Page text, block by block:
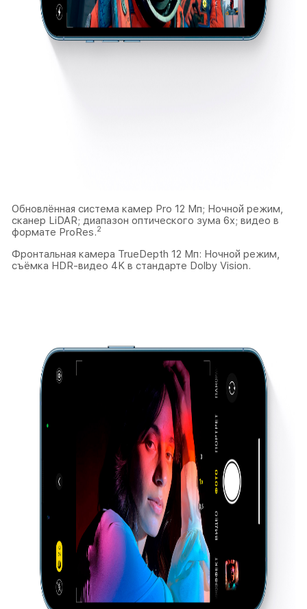
Обновлённая система камер Pro 12 Мп; Ночной режим,
сканер LiDAR; диапазон оптического зума 6x; видео в
формате ProRes.2
Фронтальная камера TrueDepth 12 Мп: Ночной режим,
съёмка HDR-видео 4K в стандарте Dolby Vision.